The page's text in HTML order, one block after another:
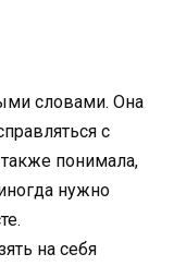
словами. Она
с
понимала,
нужно
на себя